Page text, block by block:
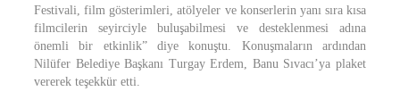
Festivali, film gösterimleri, atölyeler ve konserlerin yanı sıra kısa
filmcilerin seyirciyle buluşabilmesi ve desteklenmesi adına
önemli bir etkinlik” diye konuştu. Konuşmaların ardından
Nilüfer Belediye Başkanı Turgay Erdem, Banu Sıvacı’ya plaket
vererek teşekkür etti.